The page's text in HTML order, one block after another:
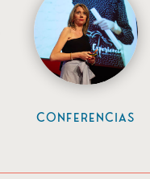
conferencias